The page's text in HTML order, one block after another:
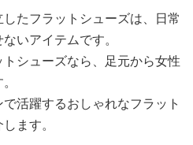
たフラットシューズは、日常
いアイテムです。
シューズなら、足元から女性
活躍するおしゃれなフラット
ます。